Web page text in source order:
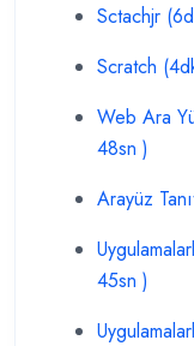
Sctachjr
Scratch
Web Ara
48sn )
Arayüz
45sn )